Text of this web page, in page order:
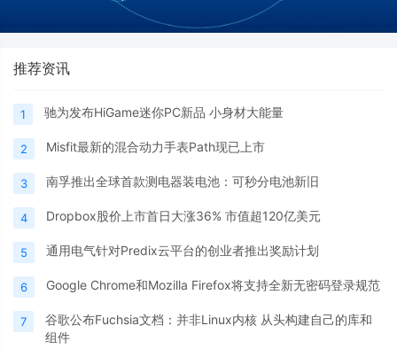
推荐资讯
1 驰为发布HiGame迷你PC新品 小身材大能量
2 Misfit最新的混合动力手表Path现已上市
3 南孚推出全球首款测电器装电池：可秒分电池新旧
4 Dropbox股价上市首日大涨36% 市值超120亿美元
5 通用电气针对Predix云平台的创业者推出奖励计划
6 Google Chrome和Mozilla Firefox将支持全新无密码登录规范
7
谷歌公布Fuchsia文档：并非Linux内核 从头构建自己的库和
组件